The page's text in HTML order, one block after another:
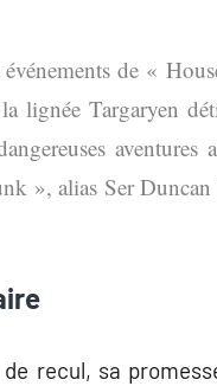
événements de «
lignée Targaryen
», alias Ser
recul, sa